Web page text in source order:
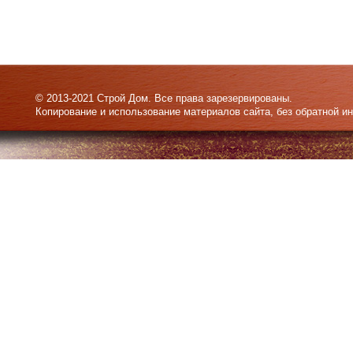
© 2013-2021 Строй Дом. Все права зарезервированы.
Копирование и использование материалов сайта, без обратной